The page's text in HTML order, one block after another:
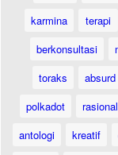
karmina
terapi
berkonsultasi
toraks
absurd
polkadot
rasional
antologi
kreatif